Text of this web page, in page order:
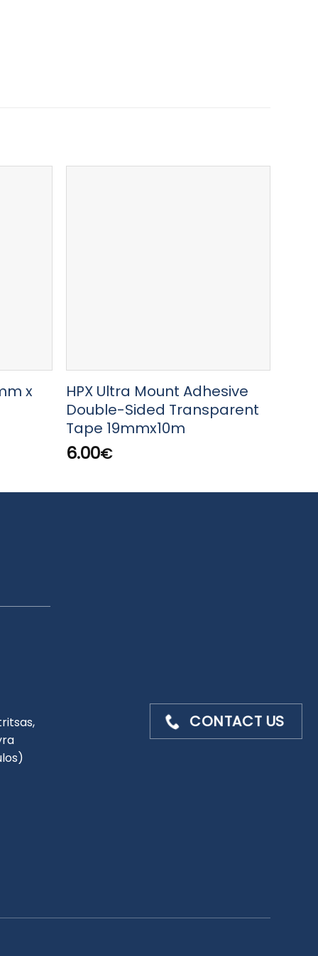
x
HPX Ultra Mount Adhesive
Double-Sided Transparent
Tape 19mmx10m
6.00€
CONTACT US